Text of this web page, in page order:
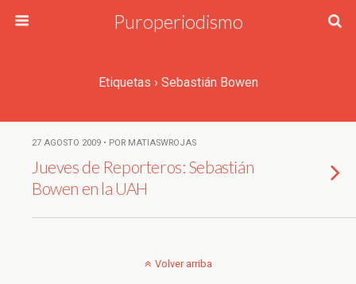
Puroperiodismo
Etiquetas › Sebastián Bowen
27 AGOSTO 2009 • POR MATIASWROJAS
Jueves de Reporteros: Sebastián
Bowen en la UAH
Volver arriba